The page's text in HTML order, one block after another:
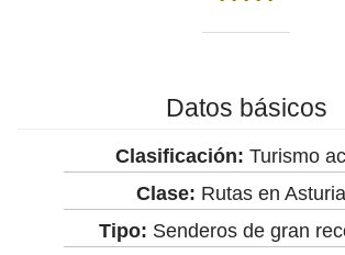
Datos básicos
Clasificación: Turismo
Clase: Rutas en
Tipo: Senderos de gran